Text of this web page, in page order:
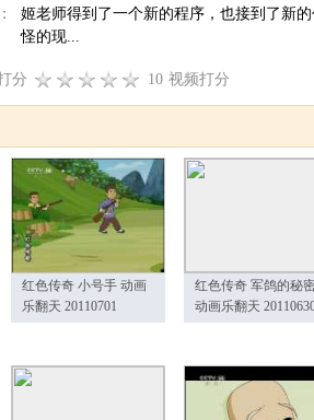
姬老师得到了一个新的程序，也接到了新
怪的现...
分
10 视频打分
红色传奇 小号手 动画
乐翻天 20110701
红色传奇 军鸽的秘
动画乐翻天